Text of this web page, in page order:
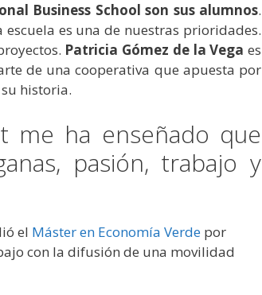
Business School son sus alumnos.
es una de nuestras prioridades.
Patricia Gómez de la Vegaes
de una cooperativa que apuesta por
historia.
me ha enseñado que
pasión, trabajo y
el Máster en Economía Verde por
con la difusión de una movilidad